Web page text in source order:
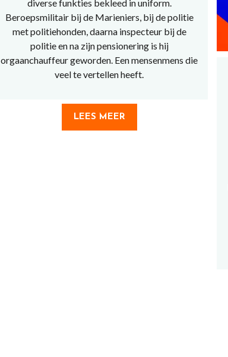
diverse funkties bekleed in uniform.
Beroepsmilitair bij de Marieniers, bij de politie
met politiehonden, daarna inspecteur bij de
politie en na zijn pensionering is hij
orgaanchauffeur geworden. Een mensenmens die
veel te vertellen heeft.
LEES MEER